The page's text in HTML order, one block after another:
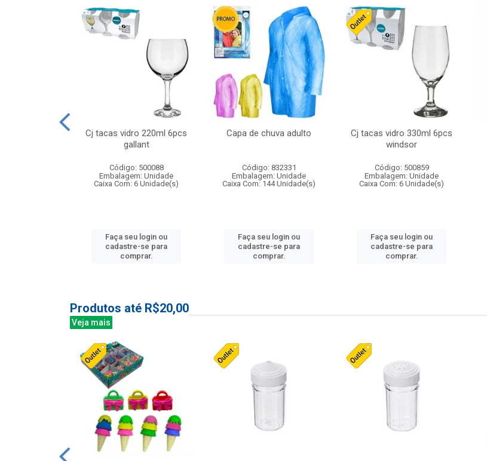
Cj tacas vidro 220ml 6pcs
gallant
Código: 500088
Embalagem: Unidade
Caixa Com: 6 Unidade(s)
Faça seu login ou
cadastre-se para
comprar.
Capa de chuva adulto
Código: 832331
Embalagem: Unidade
Caixa Com: 144 Unidade(s)
Faça seu login ou
cadastre-se para
comprar.
Cj tacas vidro 330ml 6pcs
windsor
Código: 500859
Embalagem: Unidade
Caixa Com: 6 Unidade(s)
Faça seu login ou
cadastre-se para
comprar.
Produtos até R$20,00
Veja mais